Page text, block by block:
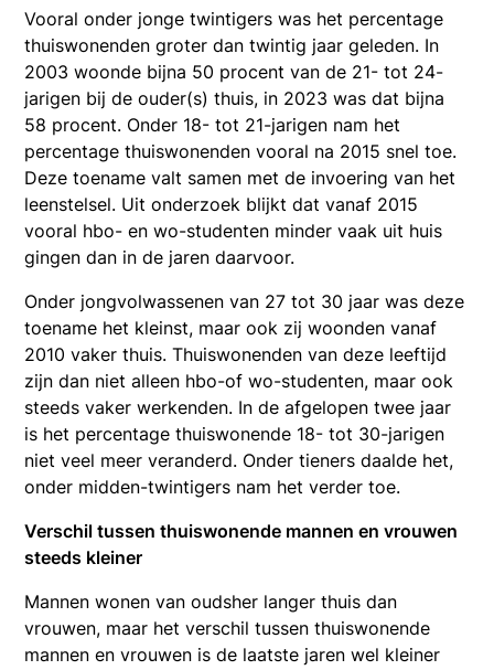
Vooral onder jonge twintigers was het percentage
thuiswonenden groter dan twintig jaar geleden. In
2003 woonde bijna 50 procent van de 21- tot 24-
jarigen bij de ouder(s) thuis, in 2023 was dat bijna
58 procent. Onder 18- tot 21-jarigen nam het
percentage thuiswonenden vooral na 2015 snel toe.
Deze toename valt samen met de invoering van het
leenstelsel. Uit onderzoek blijkt dat vanaf 2015
vooral hbo- en wo-studenten minder vaak uit huis
gingen dan in de jaren daarvoor.
Onder jongvolwassenen van 27 tot 30 jaar was deze
toename het kleinst, maar ook zij woonden vanaf
2010 vaker thuis. Thuiswonenden van deze leeftijd
zijn dan niet alleen hbo-of wo-studenten, maar ook
steeds vaker werkenden. In de afgelopen twee jaar
is het percentage thuiswonende 18- tot 30-jarigen
niet veel meer veranderd. Onder tieners daalde het,
onder midden-twintigers nam het verder toe.
Verschil tussen thuiswonende mannen en vrouwen
steeds kleiner
Mannen wonen van oudsher langer thuis dan
vrouwen, maar het verschil tussen thuiswonende
mannen en vrouwen is de laatste jaren wel kleiner